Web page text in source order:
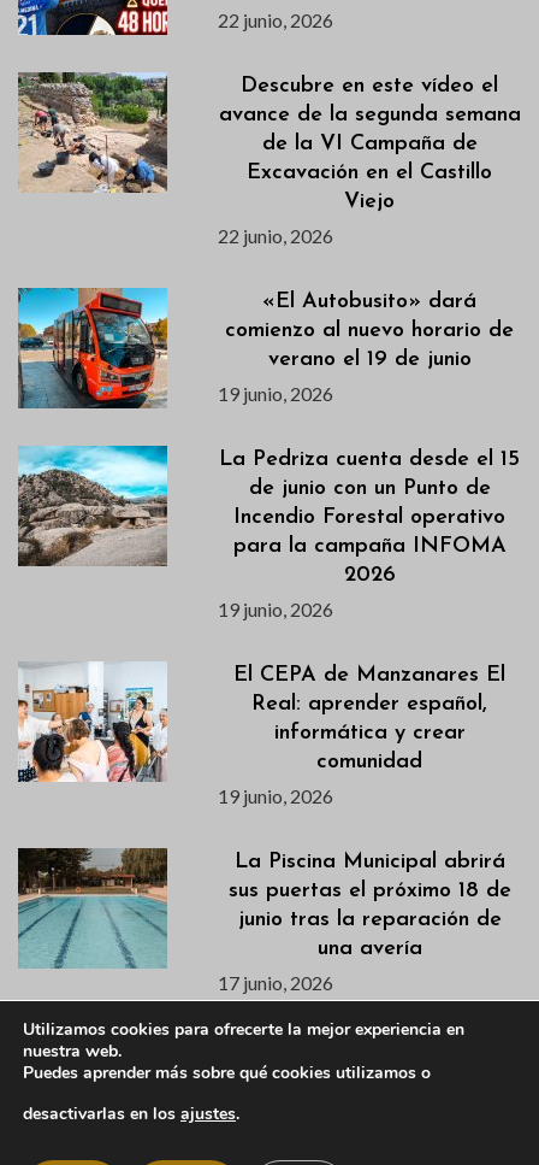
22 junio, 2026
Descubre en este vídeo el
avance de la segunda semana
de la VI Campaña de
Excavación en el Castillo
Viejo
22 junio, 2026
«El Autobusito» dará
comienzo al nuevo horario de
verano el 19 de junio
19 junio, 2026
La Pedriza cuenta desde el 15
de junio con un Punto de
Incendio Forestal operativo
para la campaña INFOMA
2026
19 junio, 2026
El CEPA de Manzanares El
Real: aprender español,
informática y crear
comunidad
19 junio, 2026
La Piscina Municipal abrirá
sus puertas el próximo 18 de
junio tras la reparación de
una avería
17 junio, 2026
admitidas/os para los cursos
Utilizamos cookies para ofrecerte la mejor experiencia en
nuestra web.
Puedes aprender más sobre qué cookies utilizamos o
desactivarlas en los ajustes.